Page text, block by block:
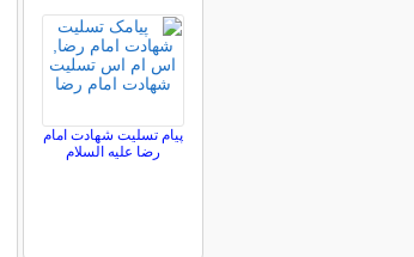
پیام تسلیت شهادت امام
رضا علیه السلام